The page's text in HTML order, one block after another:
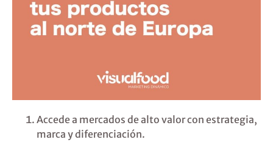
Accede a mercados de alto valor con estrategia,
marca y diferenciación.